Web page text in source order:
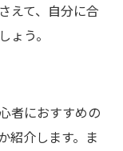
えて、自分に合
う。
者におすすめの
紹介します。ま